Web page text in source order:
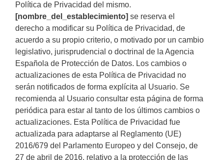
Política de Privacidad del mismo.
[nombre_del_establecimiento] se reserva el
derecho a modificar su Política de Privacidad, de
acuerdo a su propio criterio, o motivado por un cambio
legislativo, jurisprudencial o doctrinal de la Agencia
Española de Protección de Datos. Los cambios o
actualizaciones de esta Política de Privacidad no
serán notificados de forma explícita al Usuario. Se
recomienda al Usuario consultar esta página de forma
periódica para estar al tanto de los últimos cambios o
actualizaciones. Esta Política de Privacidad fue
actualizada para adaptarse al Reglamento (UE)
2016/679 del Parlamento Europeo y del Consejo, de
27 de abril de 2016, relativo a la protección de las